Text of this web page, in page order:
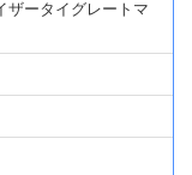
ザータイグレートマ